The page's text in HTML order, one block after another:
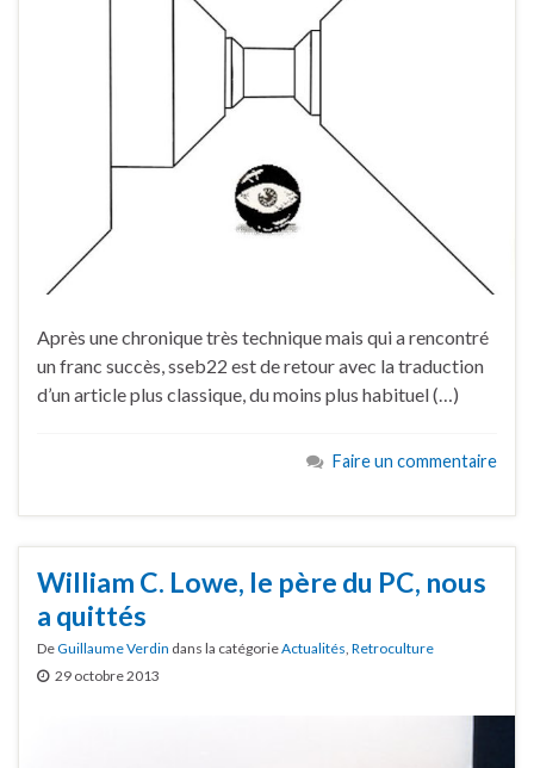
Après une chronique très technique mais qui a rencontré
un franc succès, sseb22 est de retour avec la traduction
d’un article plus classique, du moins plus habituel (…)
Faire un commentaire
William C. Lowe, le père du PC, nous
a quittés
DeGuillaume Verdin dans la catégorieActualités, Retroculture
29 octobre 2013